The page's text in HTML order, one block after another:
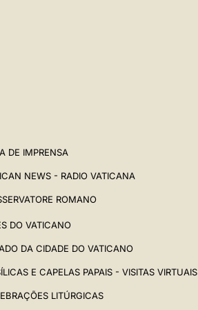
DE IMPRENSA
NEWS - RADIO VATICANA
ROMANO
DO VATICANO
DA CIDADE DO VATICANO
E CAPELAS PAPAIS - VISITAS VIRTUAIS
LITÚRGICAS